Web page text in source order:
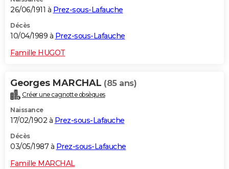
26/06/1911 à Prez-sous-Lafauche
Décès
10/04/1989 à Prez-sous-Lafauche
Famille HUGOT
Georges MARCHAL (85 ans)
Créer une cagnotte obsèques
Naissance
17/02/1902 à Prez-sous-Lafauche
Décès
03/05/1987 à Prez-sous-Lafauche
Famille MARCHAL